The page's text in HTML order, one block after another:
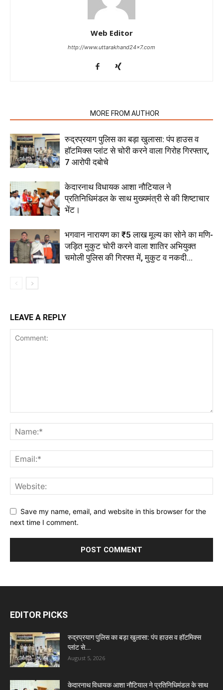
Web Editor
http://www.uttarakhand24x7.com
MORE FROM AUTHOR
रुद्रप्रयाग पुलिस का बड़ा खुलासा: पंप हाउस व
हॉटमिक्स प्लांट से चोरी करने वाला गिरोह गिरफ्तार,
7 आरोपी दबोचे
केदारनाथ विधायक आशा नौटियाल ने
प्रतिनिधिमंडल के साथ मुख्यमंत्री से की शिष्टाचार
भेंट।
भगवान नारायण का ₹5 लाख मूल्य का सोने का मणि-
जड़ित मुकुट चोरी करने वाला शातिर अभियुक्त
चमोली पुलिस की गिरफ्त में, मुकुट व नकदी...
LEAVE A REPLY
Save my name, email, and website in this browser for the
next time I comment.
EDITOR PICKS
रुद्रप्रयाग पुलिस का बड़ा खुलासा: पंप हाउस व हॉटमिक्स
प्लांट से...
August 5, 2026
केदारनाथ विधायक आशा नौटियाल ने प्रतिनिधिमंडल के साथ